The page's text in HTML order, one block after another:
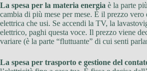
La spesa per la materia energia è la parte
cambia di più mese per mese. È il prezzo vero
elettrica che usi. Se accendi la TV, la
elettrico, paghi questa voce. Il prezzo viene
variare (è la parte “fluttuante” di cui senti
La spesa per trasporto e gestione del